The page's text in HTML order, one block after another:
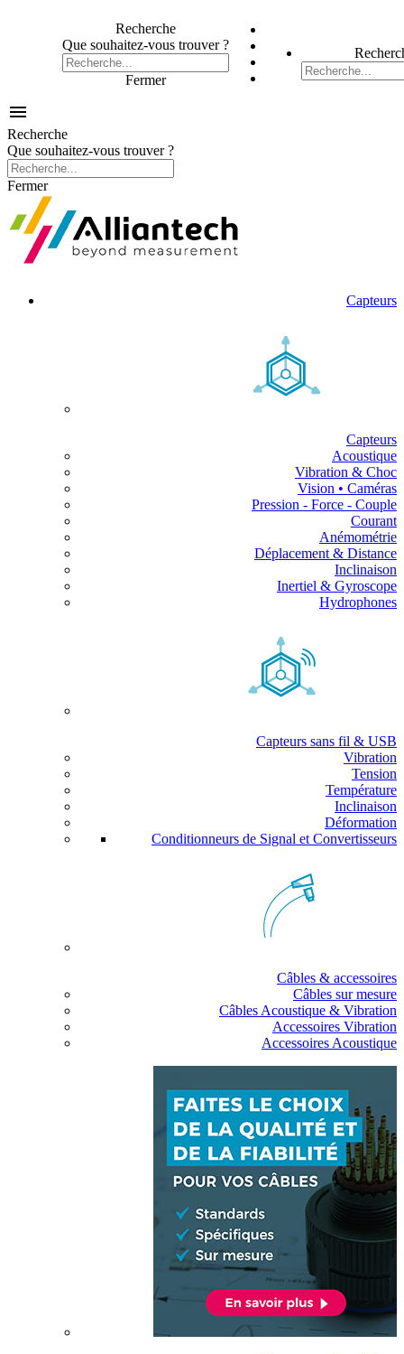
Recherche
Que souhaitez-vous trouver ?
Fermer

Recherche
Que souhaitez-vous trouver ?
Fermer
Capteurs
Capteurs
Acoustique
Vibration & Choc
Vision • Caméras
Pression - Force - Couple
Courant
Anémométrie
Déplacement & Distance
Inclinaison
Inertiel & Gyroscope
Hydrophones
Capteurs sans fil & USB
Vibration
Tension
Température
Inclinaison
Déformation
Conditionneurs de Signal et Convertisseurs
Câbles & accessoires
Câbles sur mesure
Câbles Acoustique & Vibration
Accessoires Vibration
Accessoires Acoustique